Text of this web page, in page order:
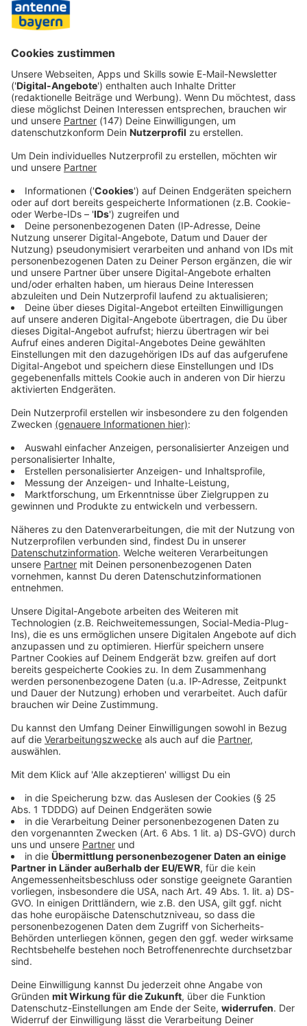
Überraschend: Jenseits der Metropolen schneiden einige
Mittel- oder Kleinstädte überraschend gut ab: Memmingen
im Allgäu etwa kommt deutschlandweit auf Rang fünf.
Dagegen landen einige Großstädte abgeschlagen auf
Immer auf dem Laufenden
bleiben!
Verpass' nichts mehr - mit unserem kostenlosen
ANTENNE BAYERN Newsletter. Ob Nachrichten,
Lifestyle oder unsere neuesten Aktionen - wir
informieren dich.
Zum Newsletter anmelden
Du möchtest uns etwas sagen?
Studio Hotline
Kontaktformular
Sprachnachricht
© dpa-infocom, dpa:260525-930-127489/1
Bayern
Bayern lockert wegen Dürre Regeln für Bio-
Tierhaltung